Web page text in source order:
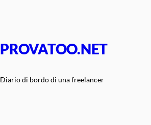
PROVATOO.NET
Diario di bordo di una freelancer